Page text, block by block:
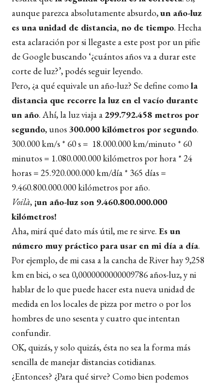
aunque parezca absolutamente absurdo,un año-luz
es una unidad de distancia, no de tiempo. Hecha
esta aclaración por si llegaste a este post por un pifie
de Google buscando ‘¿cuántos años va a durar este
corte de luz?’, podés seguir leyendo.
Pero, ¿a qué equivale un año-luz? Se define como la
distancia que recorre la luz en el vacío durante
un año. Ahí, la luz viaja a 299.792.458 metros por
segundo, unos 300.000 kilómetros por segundo.
300.000 km/s * 60 s = 18.000.000 km/minuto * 60
minutos = 1.080.000.000 kilómetros por hora * 24
horas = 25.920.000.000 km/día * 365 días =
9.460.800.000.000 kilómetros por año.
Voilà, ¡un año-luz son 9.460.800.000.000
kilómetros!
Aha, mirá qué dato más útil, me re sirve. Es un
número muy práctico para usar en mi día a día.
Por ejemplo, de mi casa a la cancha de River hay 9,258
km en bici, o sea 0,0000000000009786 años-luz, y ni
hablar de lo que puede hacer esta nueva unidad de
medida en los locales de pizza por metro o por los
hombres de uno sesenta y cuatro que intentan
confundir.
OK, quizás, y solo quizás, ésta no sea la forma más
sencilla de manejar distancias cotidianas.
¿Entonces? ¿Para qué sirve? Como bien podemos